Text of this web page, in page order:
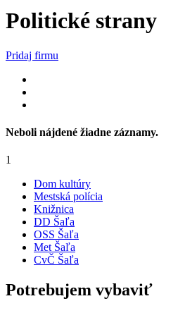
Politické strany
Pridaj firmu
Neboli nájdené žiadne záznamy.
1
Dom kultúry
Mestská polícia
Knižnica
DD Šaľa
OSS Šaľa
Met Šaľa
CvČ Šaľa
Potrebujem vybaviť